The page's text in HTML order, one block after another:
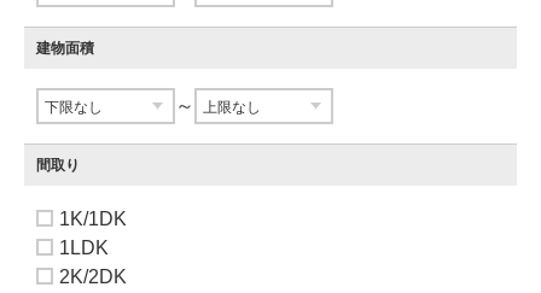
建物面積
～
間取り
1K/1DK
1LDK
2K/2DK